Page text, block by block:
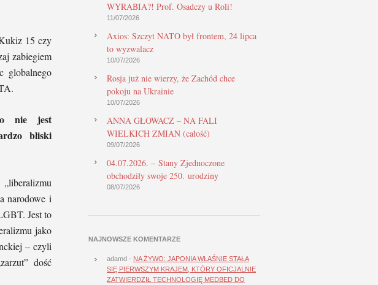
15 czy
zabiegiem
globalnego
nie jest
bliski
narodowe i
Jest to
jako
– czyli
dość
WYRABIA?! Prof. Osadczy u Roli!
11/07/2026
Axios: Szczyt NATO był frontem, 24 lipca
to wyzwalacz
10/07/2026
Rosja już nie wierzy, że Zachód chce
pokoju na Ukrainie
10/07/2026
ANNA GŁOWACZ – NA FALI
WIELKICH ZMIAN (całość)
09/07/2026
04.07.2026. – Stany Zjednoczone
obchodziły swoje 250. urodziny
08/07/2026
NAJNOWSZE KOMENTARZE
adamd - NA ŻYWO: JAPONIA WŁAŚNIE STAŁA
SIĘ PIERWSZYM KRAJEM, KTÓRY OFICJALNIE
ZATWIERDZIŁ TECHNOLOGIĘ MEDBED DO